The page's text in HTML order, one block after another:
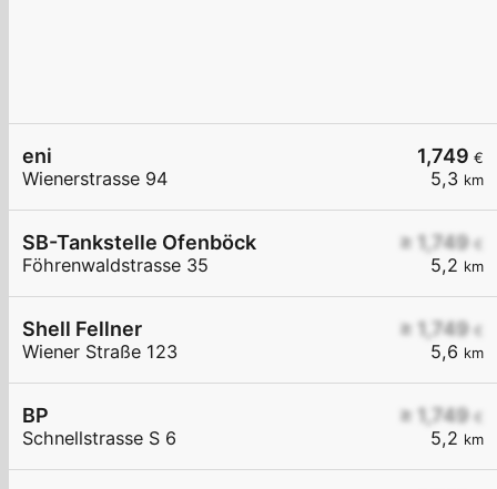
1,749 €
5,3 km
eni
Wienerstrasse 94
≥ 1,749 €
5,2 km
SB-Tankstelle Ofenböck
Föhrenwaldstrasse 35
≥ 1,749 €
5,6 km
Shell Fellner
Wiener Straße 123
≥ 1,749 €
5,2 km
BP
Schnellstrasse S 6